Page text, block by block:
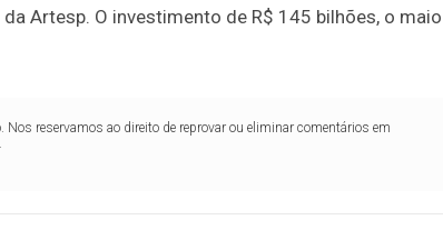
Artesp. O investimento de R$ 145 bilhões, o
reservamos ao direito de reprovar ou eliminar comentários em